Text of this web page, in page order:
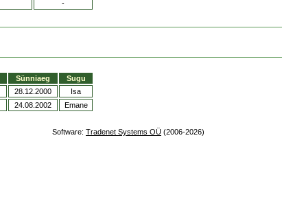
-
Sünniaeg
Sugu
28.12.2000
Isa
24.08.2002 Emane
Software: Tradenet Systems OÜ (2006-2026)